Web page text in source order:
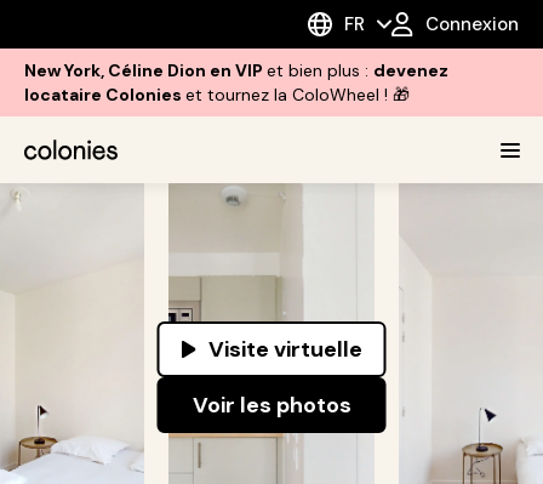
FR Connexion
New York, Céline Dion en VIP et bien plus : devenez
locataire Colonies et tournez la ColoWheel ! 🎁
Visite virtuelle
Voir les photos